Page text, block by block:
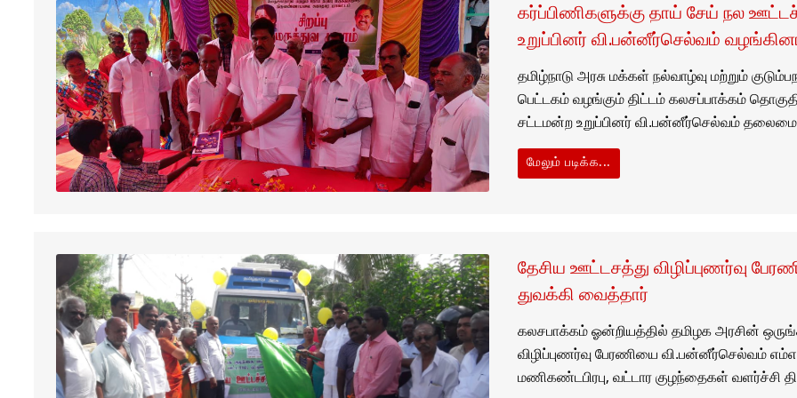
கர்ப்பிணிகளுக்கு தாய் சேய் நல
உறுப்பினர் வி.பன்னீர்செல்வம்‌
தமிழ்நாடு அரசு மக்கள் நல்வாழ்வு மற்றும்
பெட்டகம் வழங்கும் திட்டம் கலசப்பாக்கம்
சட்டமன்ற உறுப்பினர் வி.பன்னீர்செல்வம்‌
மேலும் படிக்க...
தேசிய ஊட்டசத்து விழிப்புணர்வு
துவக்கி வைத்தார்
கலசபாக்கம் ஓன்றியத்தில் தமிழக அரசின்
விழிப்புணர்வு பேரணியை வி.பன்னீர்செல்வம்
மணிகண்டபிரபு, வட்டார குழந்தைகள் வளர்ச்சி